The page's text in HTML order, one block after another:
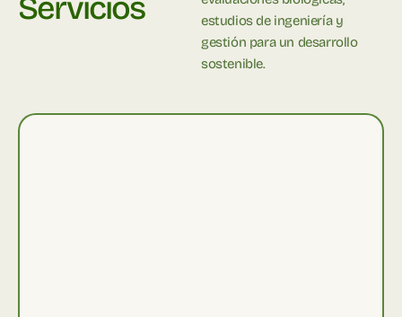
Servicios
estudios de ingeniería y
gestión para un desarrollo
sostenible.